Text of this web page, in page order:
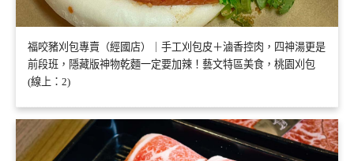
福咬豬刈包專賣（經國店）｜手工刈包皮＋滷香控肉，四神湯更是
前段班，隱藏版神物乾麵一定要加辣！藝文特區美食，桃園刈包
(線上：2)